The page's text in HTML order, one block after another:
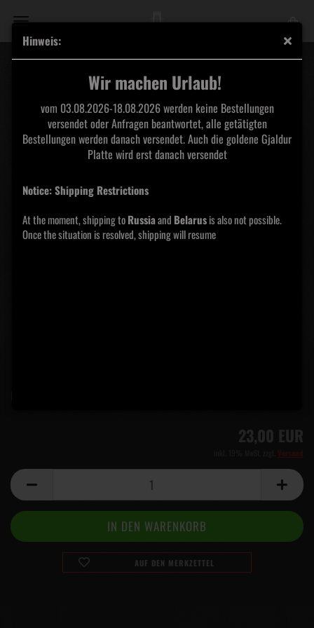
Hinweis:
Wir machen Urlaub!
vom 03.08.2026-18.08.2026 werden keine Bestellungen
versendet oder Anfragen beantwortet, alle getätigten
Bestellungen werden danach versendet. Auch die goldene Gjaldur
Platte wird erst danach versendet
Notice: Shipping Restrictions
At the moment, shipping toRussiaand Belarusis also not possible.
Once the situation is resolved, shipping will resume
23,00 EUR
Versand
AUF DEN MERKZETTEL